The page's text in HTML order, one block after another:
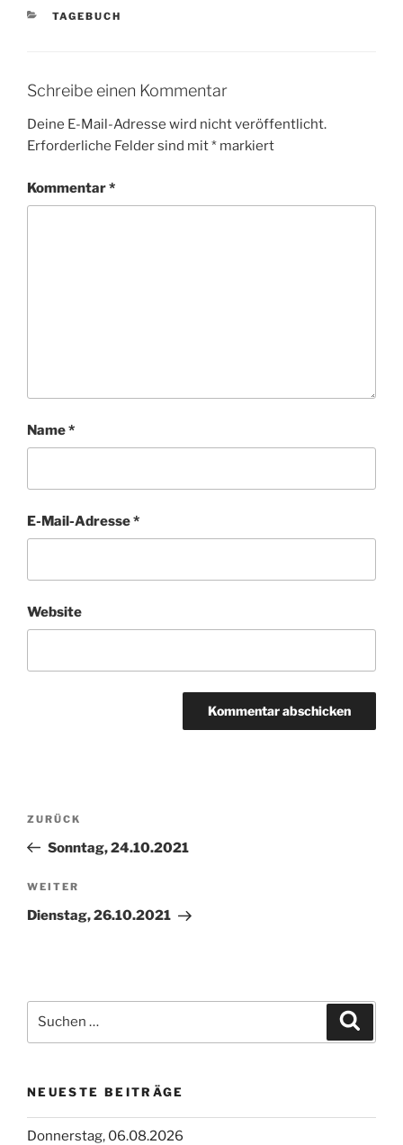
KATEGORIEN
TAGEBUCH
Schreibe einen Kommentar
Deine E-Mail-Adresse wird nicht veröffentlicht.
Erforderliche Felder sind mit* markiert
Kommentar*
Name*
E-Mail-Adresse*
Website
Beitragsnavigation
Vorheriger
Beitrag
ZURÜCK
Sonntag, 24.10.2021
Nächster
Beitrag
WEITER
Dienstag, 26.10.2021
nach:
NEUESTE BEITRÄGE
Donnerstag, 06.08.2026